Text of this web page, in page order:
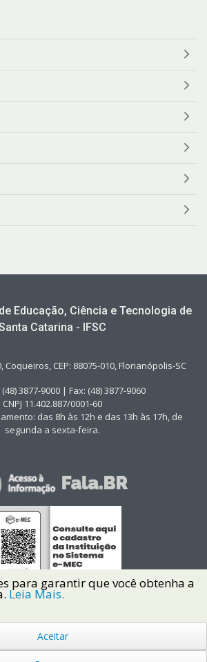
Educação, Ciência e Tecnologia de
Catarina - IFSC
Coqueiros, CEP: 88075-010, Florianópolis-SC
3877-9000 | Fax: (48) 3877-9060
CNPJ 11.402.887/0001-60
das 8h às 12h e das 13h às 17h, de
segunda a sexta-feira.
Instituto Federal de Santa Catarina IFSC
os Direitos Reservados.
para garantir que você obtenha a
Leia Mais.
Aceitar